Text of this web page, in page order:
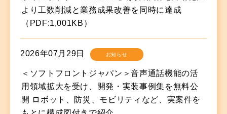
より工数削減と業務成果改善を同時に達成
（PDF:1,001KB）
2026年07月29日 お知らせ
＜ソフトフロントジャパン＞音声通話機能の活
用領域拡大を受け、開発・実装事例集を無料公
開 ロボット、防災、モビリティなど、実案件を